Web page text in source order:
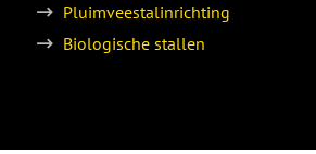
Pluimveestalinrichting
Biologische stallen